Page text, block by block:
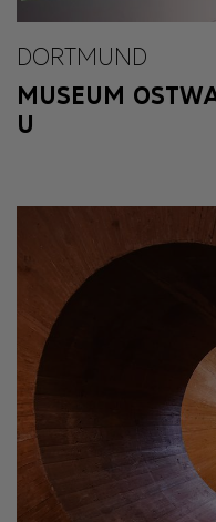
DORTMUND
MUSEUM
U